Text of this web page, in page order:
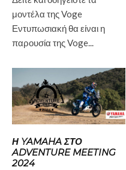
μοντέλα της Voge
Εντυπωσιακή θα είναι η
παρουσία της Voge...
Η YAMAHA ΣΤΟ
ADVENTURE MEETING
2024